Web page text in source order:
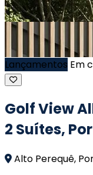
Lançamentos Em
Golf View
2 Suítes,
Alto Perequê,